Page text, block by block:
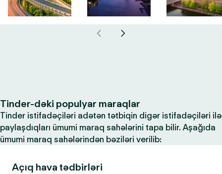
Tinder-dəki populyar maraqlar
Tinder istifadəçiləri adətən tətbiqin digər istifadəçiləri ilə
paylaşdıqları ümumi maraq sahələrini tapa bilir. Aşağıda
ümumi maraq sahələrindən bəziləri verilib:
Açıq hava tədbirləri